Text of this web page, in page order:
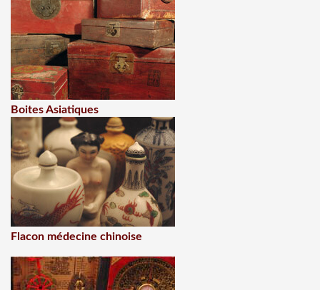
Boites Asiatiques
Flacon médecine chinoise